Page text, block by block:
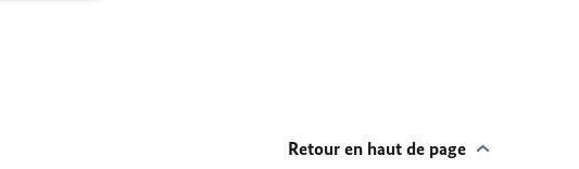
Retour en haut de page